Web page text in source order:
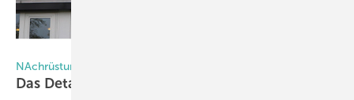
NAchrüstung, Eine meist schwierige Aufgabe
Das Detail macht es